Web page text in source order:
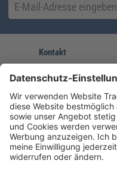
Kontakt
service@forum-
Mo-Do 07:30 - 17:00 Uhr
Fr 07:30 - 15:00 Uhr
Folgen